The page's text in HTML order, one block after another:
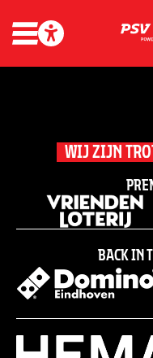
WIJ ZIJN
Back in